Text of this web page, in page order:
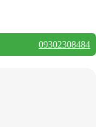
09302308484